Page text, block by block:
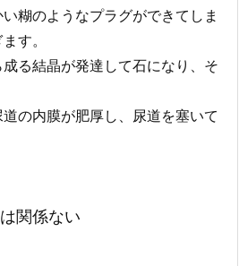
糊のようなプラグができてしま
す。
る結晶が発達して石になり、そ
の内膜が肥厚し、尿道を塞いて
関係ない